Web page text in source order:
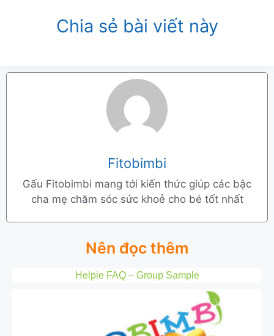
Chia sẻ bài viết này
Fitobimbi
Gấu Fitobimbi mang tới kiến thức giúp các bậc
cha mẹ chăm sóc sức khoẻ cho bé tốt nhất
Nên đọc thêm
Helpie FAQ – Group Sample